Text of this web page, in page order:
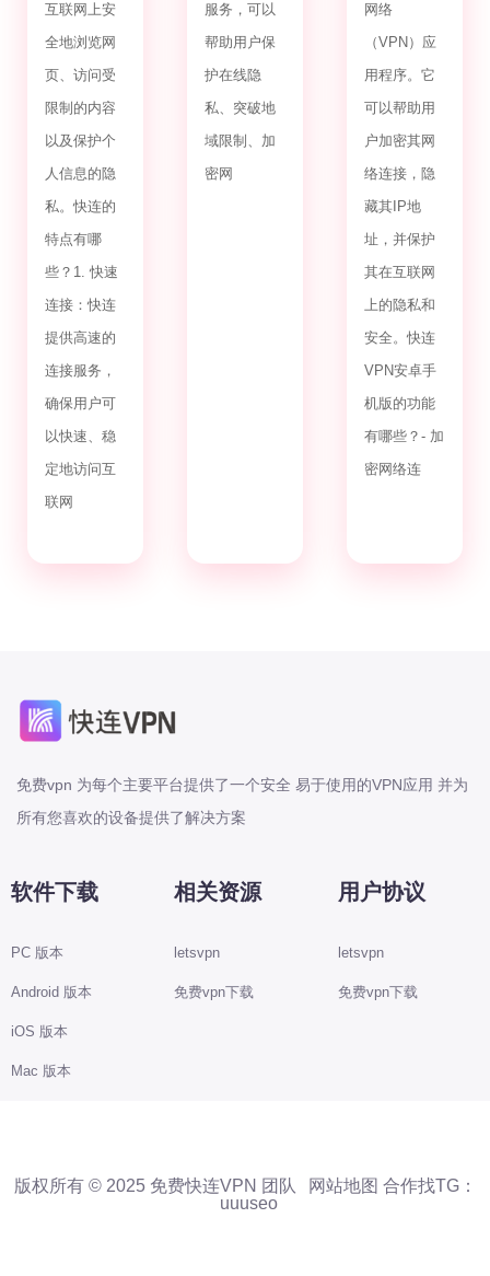
互联网上安
全地浏览网
页、访问受
限制的内容
以及保护个
人信息的隐
私。快连的
特点有哪
些？1. 快速
连接：快连
提供高速的
连接服务，
确保用户可
以快速、稳
定地访问互
联网
服务，可以
帮助用户保
护在线隐
私、突破地
域限制、加
密网
网络
（VPN）应
用程序。它
可以帮助用
户加密其网
络连接，隐
藏其IP地
址，并保护
其在互联网
上的隐私和
安全。快连
VPN安卓手
机版的功能
有哪些？- 加
密网络连
免费vpn 为每个主要平台提供了一个安全 易于使用的VPN应用 并为
所有您喜欢的设备提供了解决方案
软件下载
PC 版本
Android 版本
iOS 版本
Mac 版本
相关资源
letsvpn
免费vpn下载
用户协议
letsvpn
免费vpn下载
版权所有 © 2025 免费快连VPN 团队 网站地图 合作找TG：
uuuseo